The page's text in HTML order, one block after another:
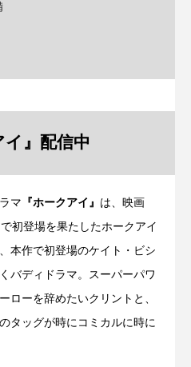
イ』配信中
マ 『ホークアイ』 は、映画
初登場を果たしたホークアイ
本作で初登場のケイト・ビシ
バディドラマ。スーパーパワ
ローを辞めたいクリントと、
タッグが時にコミカルに時に